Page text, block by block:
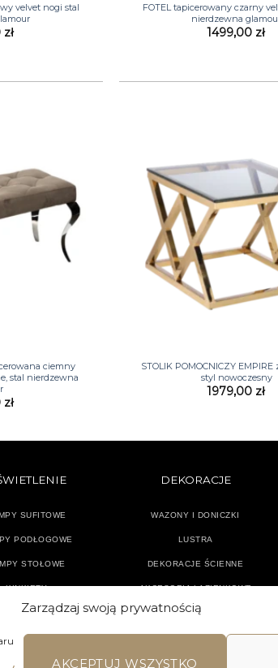
Zarządzaj swoją prywatnością
AKCEPTUJ WSZYSTKO
velvet nogi stal
zł
FOTEL tapicerowany czarny
nierdzewna
1499,00 zł
ciemny
stal nierdzewna
zł
STOLIK POMOCNICZY EMPIRE
styl nowoczesny
1979,00 zł
SUFITOWE
PODŁOGOWE
STOŁOWE
KINKIETY
DEKORACJE
WAZONY I DONICZKI
LUSTRA
DEKORACJE ŚCIENNE
AKCESORIA ŁAZIENKOWE
TEKSTYLIA
DODATKI